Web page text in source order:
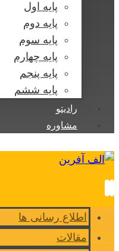
پایه اول
پایه دوم
پایه سوم
پایه چهارم
پایه پنجم
پایه ششم
رادیتو
مشاوره
اطلاع رسانی ها
مقالات